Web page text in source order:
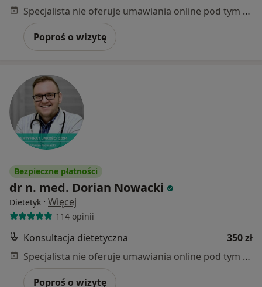
Specjalista nie oferuje umawiania online pod tym adresem.
Poproś o wizytę
Bezpieczne płatności
dr n. med. Dorian Nowacki
Dietetyk · Więcej
114 opinii
Konsultacja dietetyczna
350 zł
Specjalista nie oferuje umawiania online pod tym adresem.
Poproś o wizytę